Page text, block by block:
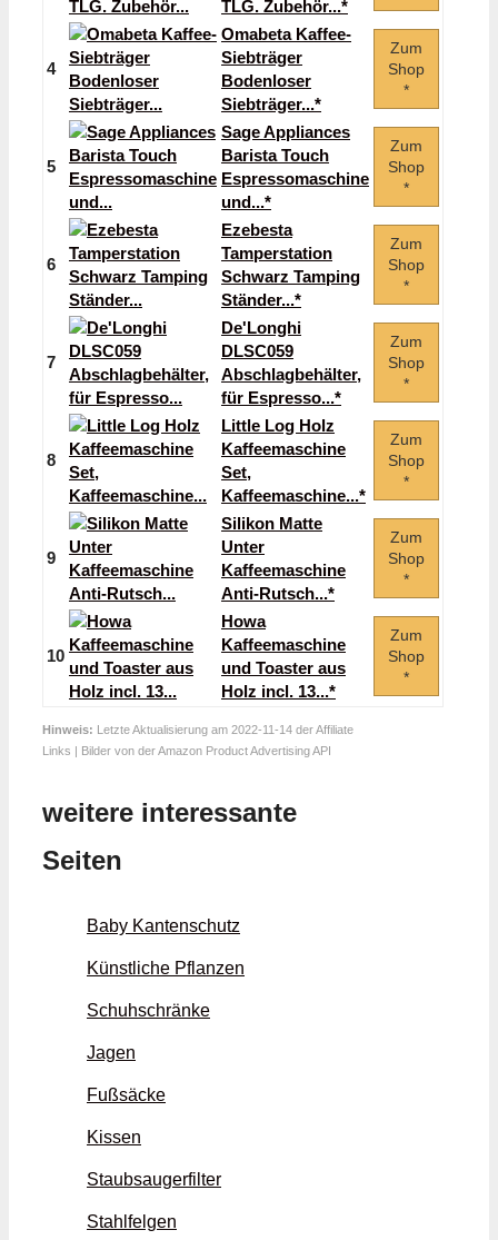
TLG. Zubehör...*
4
Omabeta Kaffee-
Siebträger
Bodenloser
Siebträger...*
Zum
Shop
*
5
Sage Appliances
Barista Touch
Espressomaschine
und...*
Zum
Shop
*
6
Ezebesta
Tamperstation
Schwarz Tamping
Ständer...*
Zum
Shop
*
7
De'Longhi
DLSC059
Abschlagbehälter,
für Espresso...*
Zum
Shop
*
8
Little Log Holz
Kaffeemaschine
Set,
Kaffeemaschine...*
Zum
Shop
*
9
Silikon Matte
Unter
Kaffeemaschine
Anti-Rutsch...*
Zum
Shop
*
10
Howa
Kaffeemaschine
und Toaster aus
Holz incl. 13...*
Zum
Shop
*
Hinweis: Letzte Aktualisierung am 2022-11-14 der Affiliate
Links | Bilder von der Amazon Product Advertising API
weitere interessante
Seiten
Baby Kantenschutz
Künstliche Pflanzen
Schuhschränke
Jagen
Fußsäcke
Kissen
Staubsaugerfilter
Stahlfelgen